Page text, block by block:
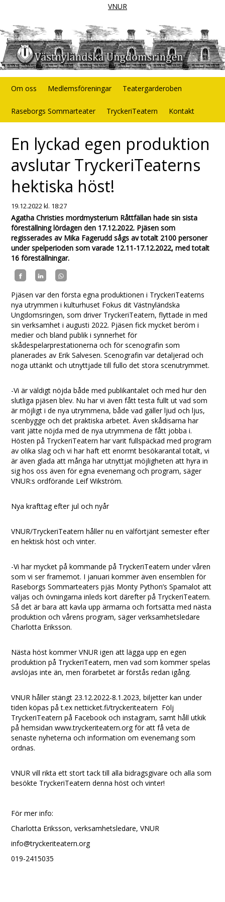
VNUR
Om oss Medlemsföreningar Teatergarderoben
Raseborgs Sommarteater TryckeriTeatern Kontakt
En lyckad egen produktion
avslutar TryckeriTeaterns
hektiska höst!
19.12.2022kl. 18:27
Agatha Christies mordmysterium Råttfällan hade sin sista
föreställning lördagen den 17.12.2022. Pjäsen som
regisserades av Mika Fagerudd sågs av totalt 2100 personer
under spelperioden som varade 12.11-17.12.2022, med totalt
16 föreställningar.
Pjäsen var den första egna produktionen i TryckeriTeaterns
nya utrymmen i kulturhuset Fokus dit Västnyländska
Ungdomsringen, som driver TryckeriTeatern, flyttade in med
sin verksamhet i augusti 2022. Pjäsen fick mycket beröm i
medier och bland publik i synnerhet för
skådespelarprestationerna och för scenografin som
planerades av Erik Salvesen. Scenografin var detaljerad och
noga uttänkt och utnyttjade till fullo det stora scenutrymmet.
-Vi är väldigt nöjda både med publikantalet och med hur den
slutliga pjäsen blev. Nu har vi även fått testa fullt ut vad som
är möjligt i de nya utrymmena, både vad gäller ljud och ljus,
scenbygge och det praktiska arbetet. Även skådisarna har
varit jätte nöjda med de nya utrymmena de fått jobba i.
Hösten på TryckeriTeatern har varit fullspäckad med program
av olika slag och vi har haft ett enormt besökarantal totalt, vi
är även glada att många har utnyttjat möjligheten att hyra in
sig hos oss även för egna evenemang och program, säger
VNUR:s ordförande Leif Wikström.
Nya krafttag efter jul och nyår
VNUR/TryckeriTeatern håller nu en välförtjänt semester efter
en hektisk höst och vinter.
-Vi har mycket på kommande på TryckeriTeatern under våren
som vi ser framemot. I januari kommer även ensemblen för
Raseborgs Sommarteaters pjäs Monty Python’s Spamalot att
väljas och övningarna inleds kort därefter på TryckeriTeatern.
Så det är bara att kavla upp ärmarna och fortsätta med nästa
produktion och vårens program, säger verksamhetsledare
Charlotta Eriksson.
Nästa höst kommer VNUR igen att lägga upp en egen
produktion på TryckeriTeatern, men vad som kommer spelas
avslöjas inte än, men förarbetet är förstås redan igång.
VNUR håller stängt 23.12.2022-8.1.2023, biljetter kan under
tiden köpas på t.ex netticket.fi/tryckeriteatern Följ
TryckeriTeatern på Facebook och instagram, samt håll utkik
på hemsidan www.tryckeriteatern.org för att få veta de
senaste nyheterna och information om evenemang som
ordnas.
VNUR vill rikta ett stort tack till alla bidragsgivare och alla som
besökte TryckeriTeatern denna höst och vinter!
För mer info:
Charlotta Eriksson, verksamhetsledare, VNUR
info@tryckeriteatern.org
019-2415035